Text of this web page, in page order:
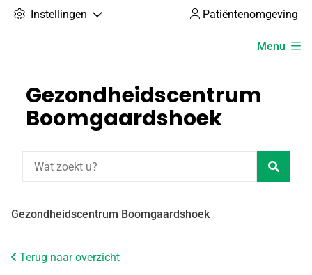
Instellingen Patiëntenomgeving
Menu
Gezondheidscentrum
Boomgaardshoek
Gezondheidscentrum Boomgaardshoek
Terug naar overzicht